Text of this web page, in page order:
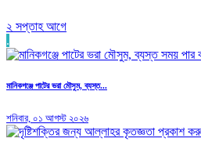
২ সপ্তাহ আগে
.
মানিকগঞ্জে পাটের ভরা মৌসুম, ব্যস্ত...
শনিবার, ০১ আগস্ট ২০২৬